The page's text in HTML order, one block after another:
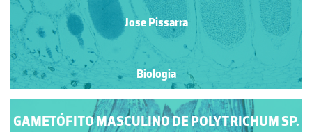
Jose Pissarra
Biologia
GAMETÓFITO MASCULINO DE POLYTRICHUM SP.